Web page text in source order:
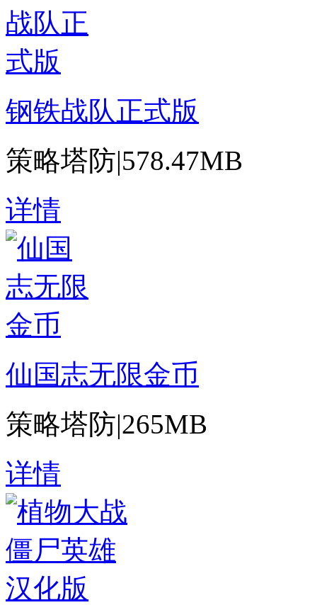
钢铁战队正式版
策略塔防|578.47MB
详情
仙国志无限金币
策略塔防|265MB
详情